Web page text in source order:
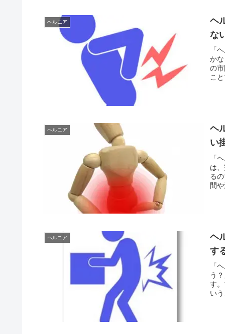
ヘルニア
ヘ
な
「
か
の
こ
ヘルニア
ヘ
い
「
は
る
間
ヘルニア
ヘ
す
「
う
す
い